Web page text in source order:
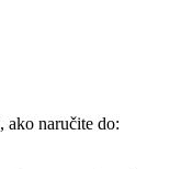
, ako naručite do: